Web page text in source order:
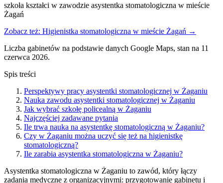
szkoła kształci w zawodzie asystentka stomatologiczna w mieście
Żagań
Zobacz też: Higienistka stomatologiczna w mieście Żagań →
Liczba gabinetów na podstawie danych Google Maps, stan na 11
czerwca 2026.
Spis treści
Perspektywy pracy asystentki stomatologicznej w Żaganiu
Nauka zawodu asystentki stomatologicznej w Żaganiu
Jak wybrać szkołę policealną w Żaganiu
Najczęściej zadawane pytania
Ile trwa nauka na asystentkę stomatologiczną w Żaganiu?
Czy w Żaganiu można uczyć się też na higienistkę
stomatologiczną?
Ile zarabia asystentka stomatologiczna w Żaganiu?
Asystentka stomatologiczna w Żaganiu to zawód, który łączy
zadania medyczne z organizacyjnymi: przygotowanie gabinetu i